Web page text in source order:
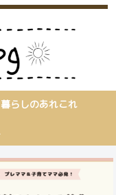
暮らしのあれこれ